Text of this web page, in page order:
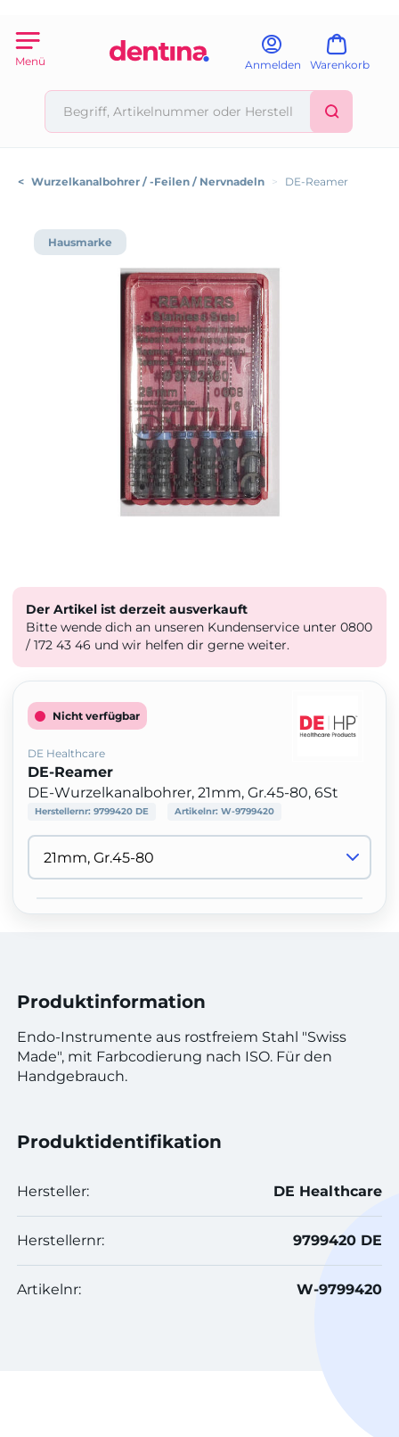
Menü Anmelden Warenkorb
< Wurzelkanalbohrer / -Feilen / Nervnadeln > DE-Reamer
Hausmarke
Der Artikel ist derzeit ausverkauft
Bitte wende dich an unseren Kundenservice unter 0800
/ 172 43 46 und wir helfen dir gerne weiter.
Nicht verfügbar
DE Healthcare
DE-Reamer
DE-Wurzelkanalbohrer, 21mm, Gr.45-80, 6St
Herstellernr: 9799420 DE Artikelnr: W-9799420
Produktinformation
Endo-Instrumente aus rostfreiem Stahl "Swiss
Made", mit Farbcodierung nach ISO. Für den
Handgebrauch.
Produktidentifikation
Hersteller: DE Healthcare
Herstellernr: 9799420 DE
Artikelnr: W-9799420